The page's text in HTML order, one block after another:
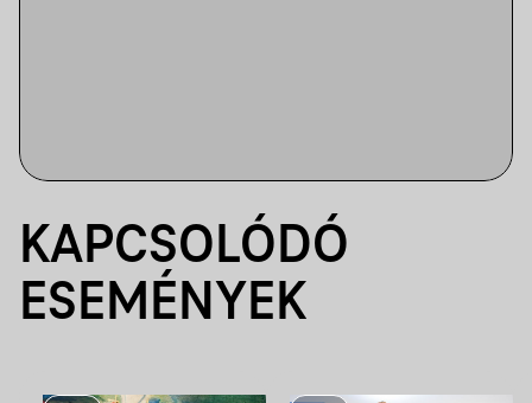
KAPCSOLÓDÓ
ESEMÉNYEK